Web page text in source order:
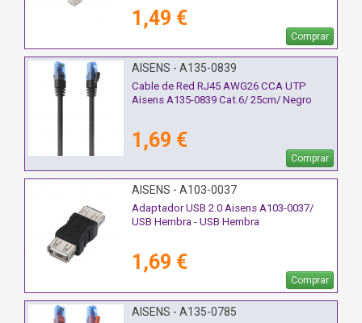
1,49 €
Comprar
AISENS - A135-0839
Cable de Red RJ45 AWG26 CCA UTP
Aisens A135-0839 Cat.6/ 25cm/ Negro
1,69 €
Comprar
AISENS - A103-0037
Adaptador USB 2.0 Aisens A103-0037/
USB Hembra - USB Hembra
1,69 €
Comprar
AISENS - A135-0785